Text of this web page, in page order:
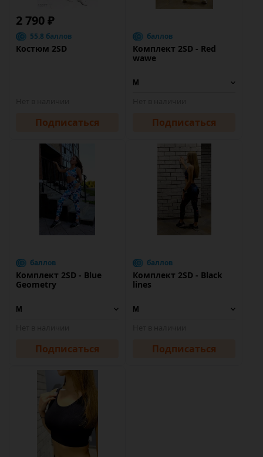
2 790 ₽
55.8 баллов
Костюм 2SD
Подписаться
баллов
Комплект 2SD - Red
wawe
Подписаться
баллов
Комплект 2SD - Blue
Geometry
Подписаться
баллов
Комплект 2SD - Black
lines
Подписаться